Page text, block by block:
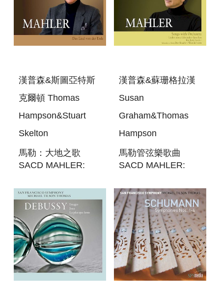
漢普森&斯圖亞特斯
克爾頓 Thomas
Hampson&Stuart
Skelton
馬勒：大地之歌
SACD MAHLER:
DER ERDE
漢普森&蘇珊格拉漢
Susan
Graham&Thomas
Hampson
馬勒管弦樂歌曲
SACD MAHLER:
ORCHESTRA